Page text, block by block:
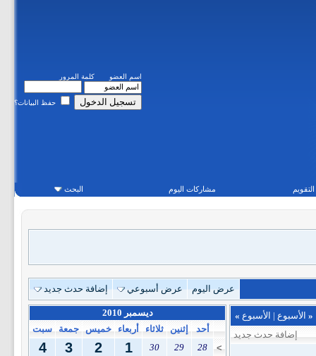
اسم العضو كلمة المرور
حفظ البيانات؟
التقويم مشاركات اليوم البحث
عرض اليوم عرض أسبوعي إضافة حدث جديد
« الأسبوع | الأسبوع »
إضافة حدث جديد
ديسمبر 2010
أحد
إثنين ثلاثاء أربعاء خميس جمعة
سبت
>
28
29
30
1
2
3
4